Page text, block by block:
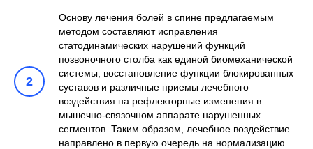
2
Основу лечения болей в спине предлагаемым
методом составляют исправления
статодинамических нарушений функций
позвоночного столба как единой биомеханической
системы, восстановление функции блокированных
суставов и различные приемы лечебного
воздействия на рефлекторные изменения в
мышечно-связочном аппарате нарушенных
сегментов. Таким образом, лечебное воздействие
направлено в первую очередь на нормализацию